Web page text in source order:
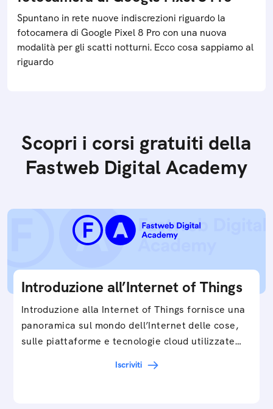
Spuntano in rete nuove indiscrezioni riguardo la
fotocamera di Google Pixel 8 Pro con una nuova
modalità per gli scatti notturni. Ecco cosa sappiamo al
riguardo
Scopri i corsi gratuiti della
Fastweb Digital Academy
Introduzione all’Internet of Things
Introduzione alla Internet of Things fornisce una
panoramica sul mondo dell’Internet delle cose,
sulle piattaforme e tecnologie cloud utilizzate
Iscriviti